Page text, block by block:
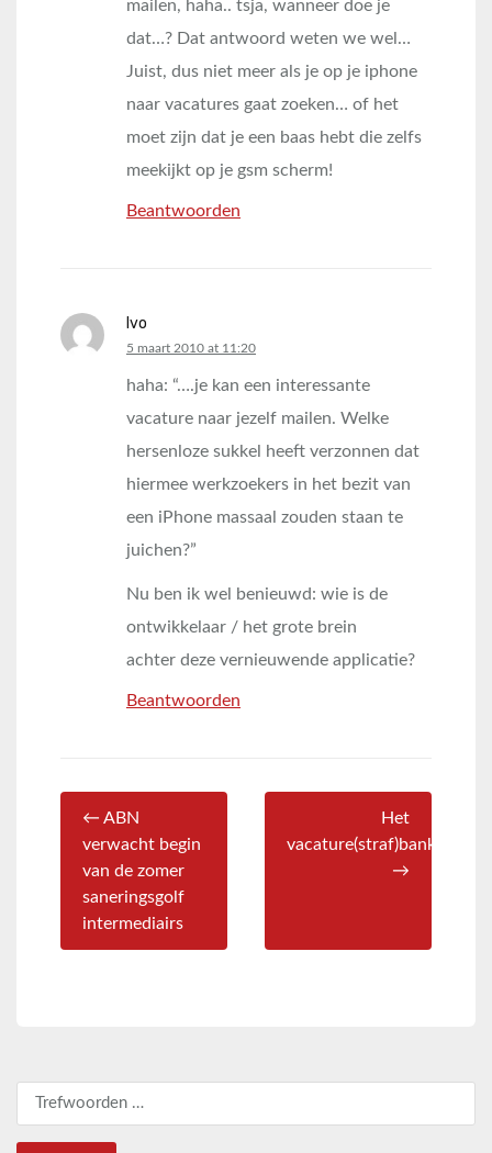
mailen, haha.. tsja, wanneer doe je
dat…? Dat antwoord weten we wel…
Juist, dus niet meer als je op je iphone
naar vacatures gaat zoeken… of het
moet zijn dat je een baas hebt die zelfs
meekijkt op je gsm scherm!
Beantwoorden
Ivo
says:
5 maart 2010 at 11:20
haha: “….je kan een interessante
vacature naar jezelf mailen. Welke
hersenloze sukkel heeft verzonnen dat
hiermee werkzoekers in het bezit van
een iPhone massaal zouden staan te
juichen?”
Nu ben ik wel benieuwd: wie is de
ontwikkelaar / het grote brein
achter deze vernieuwende applicatie?
Beantwoorden
← ABN
verwacht begin
van de zomer
saneringsgolf
intermediairs
Het
vacature(straf)bankje
→
Zoeken naar: